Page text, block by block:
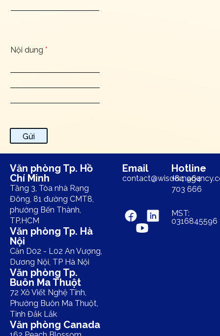
Nội dung *
Gửi
Văn phòng Tp. Hồ
Chí Minh
Tầng 3, Tòa nhà Rạng
Đông, 81 đường CMT8,
phường Bến Thành,
TP.HCM
Văn phòng Tp. Hà
Nội
Căn D02 - L02 An Vượng,
Dương Nội, TP Hà Nội
Văn phòng Tp.
Buôn Ma Thuột
72 Xô Viết Nghệ Tĩnh,
Phường Buôn Ma Thuột,
Tỉnh Đắk Lắk
Văn phòng Canada
Email Hotline
+84 964
703 666
MST:
0316845596